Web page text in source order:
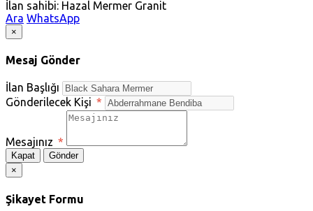
İlan sahibi: Hazal Mermer Granit
Ara WhatsApp
×
Mesaj Gönder
İlan Başlığı
Gönderilecek Kişi *
Mesajınız *
Kapat
Gönder
×
Şikayet Formu